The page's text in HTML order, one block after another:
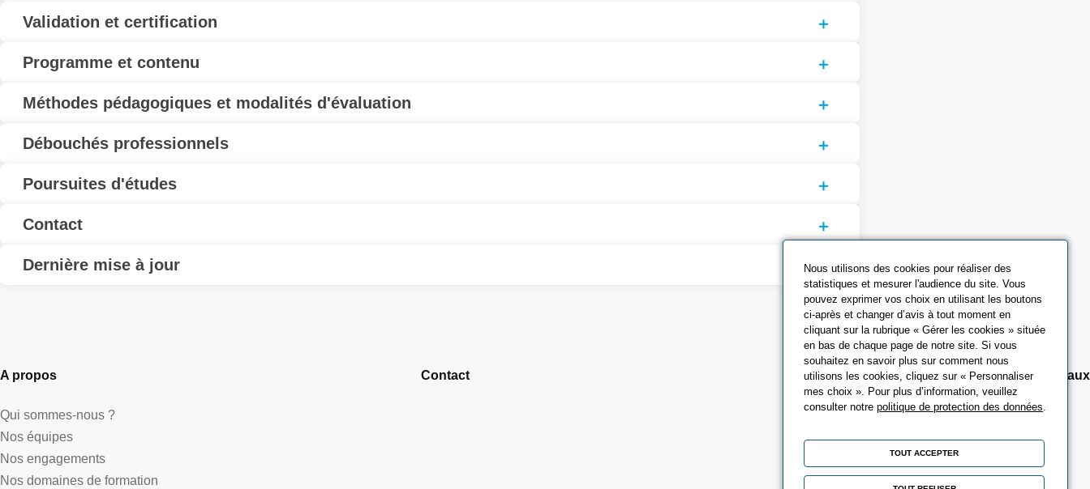
Validation et certification
Programme et contenu
Méthodes pédagogiques et modalités d'évaluation
Débouchés professionnels
Poursuites d'études
Contact
Dernière mise à jour
A propos
Qui sommes-nous ?
Nos équipes
Nos engagements
Nos domaines de formation
Contact Retrouvez-nous sur les réseaux sociaux
Nous utilisons des cookies pour réaliser des
statistiques et mesurer l'audience du site. Vous
pouvez exprimer vos choix en utilisant les boutons
ci-après et changer d’avis à tout moment en
cliquant sur la rubrique « Gérer les cookies » située
en bas de chaque page de notre site. Si vous
souhaitez en savoir plus sur comment nous
utilisons les cookies, cliquez sur « Personnaliser
mes choix ». Pour plus d’information, veuillez
consulter notrepolitique de protection des données.
TOUT ACCEPTER